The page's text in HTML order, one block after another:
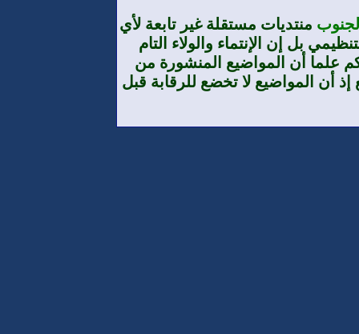
منتديات مستقلة غير تابعة لأي
بل إن الإنتماء والولاء التام
علما أن المواضيع المنشورة من
أن المواضيع لا تخضع للرقابة قبل